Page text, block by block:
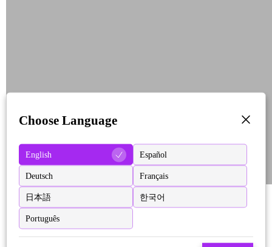
Choose Language
English Español
Deutsch Français
日本語 한국어
Português